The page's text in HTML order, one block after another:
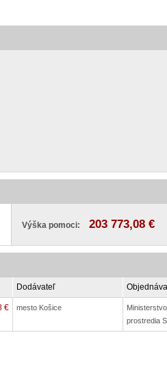
Výška pomoci: 203 773,08 €
Dodávateľ
€ mesto Košice
prostredia